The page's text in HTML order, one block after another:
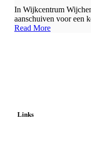
In Wijkcentrum
aanschuiven voor een
Read More
Links